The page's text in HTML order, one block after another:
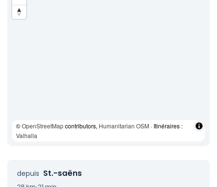
©OpenStreetMapcontributors, Humanitarian OSM · Itinéraires :
Valhalla
depuis St.-saëns